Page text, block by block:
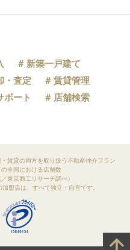
新築一戸建て
・査定
賃貸管理
ポート
店舗検索
賃貸の両方を取り扱う不動産仲介フラン
全国における店舗数
東京商工リサーチ調べ）
盟店は、すべて独立・自営です。